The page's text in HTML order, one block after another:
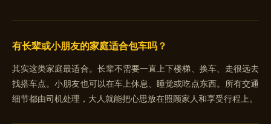
有长辈或小朋友的家庭适合包车吗？
其实这类家庭最适合。长辈不需要一直上下楼梯、换车、走很远去
找搭车点。小朋友也可以在车上休息、睡觉或吃点东西。所有交通
细节都由司机处理，大人就能把心思放在照顾家人和享受行程上。